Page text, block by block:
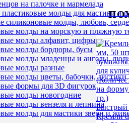
на палочке и мармелада
молды для мастики и
силиконовые молды, любовь,
молды на морскую и пляжную
молды алфавит, цифры
молды бордюры, бусы
молды младенцы и ангелы,
молды разные
молды цветы, бабочки, листики
формы для 3D фигурок
молды новогодние
молды вензеля и лепнина
молды для мастики звери и
Быстрый
Кремли